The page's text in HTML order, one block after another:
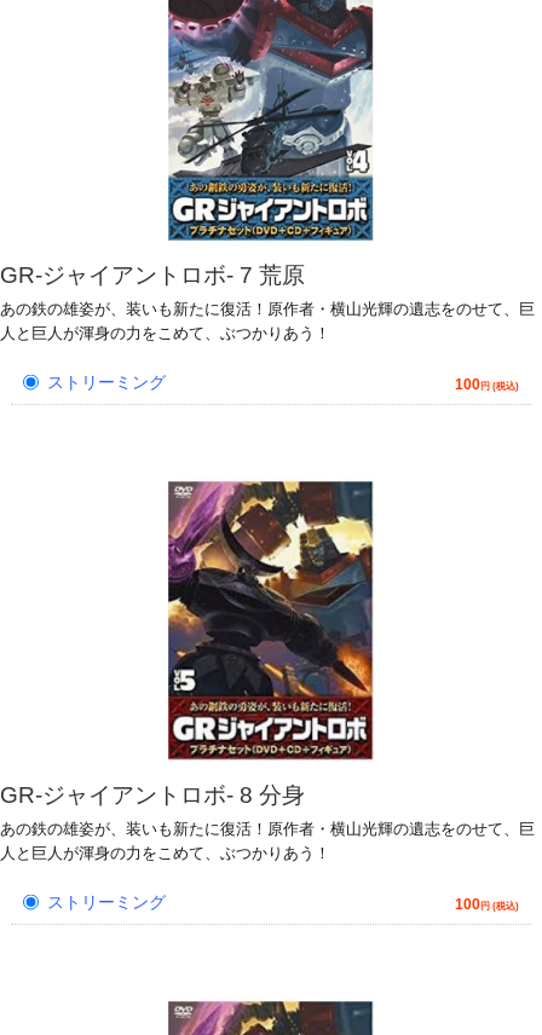
GR-ジャイアントロボ- 7 荒原
あの鉄の雄姿が、装いも新たに復活！原作者・横山光輝の遺志をのせて、巨
人と巨人が渾身の力をこめて、ぶつかりあう！
ストリーミング 100円 (税込)
GR-ジャイアントロボ- 8 分身
あの鉄の雄姿が、装いも新たに復活！原作者・横山光輝の遺志をのせて、巨
人と巨人が渾身の力をこめて、ぶつかりあう！
ストリーミング 100円 (税込)